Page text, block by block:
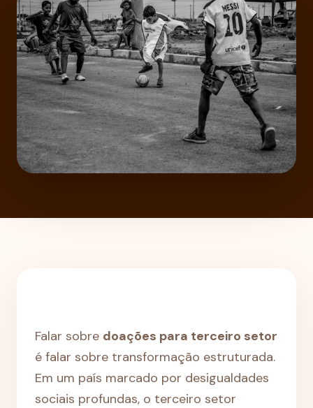
Falar sobre doações para terceiro setor
é falar sobre transformação estruturada.
Em um país marcado por desigualdades
sociais profundas, o terceiro setor